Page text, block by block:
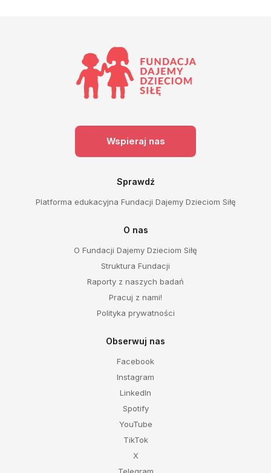
Wspieraj nas
Sprawdź
Platforma edukacyjna Fundacji Dajemy Dzieciom Siłę
O nas
O Fundacji Dajemy Dzieciom Siłę
Struktura Fundacji
Raporty z naszych badań
Pracuj z nami!
Polityka prywatności
Obserwuj nas
Facebook
Instagram
LinkedIn
Spotify
YouTube
TikTok
X